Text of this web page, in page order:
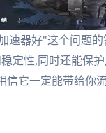
速器好"这个问题
定性,同时还能保
信它一定能带给你